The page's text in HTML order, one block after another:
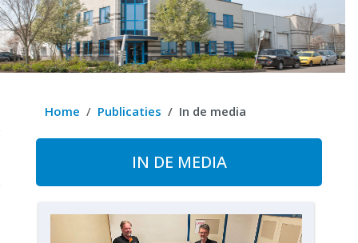
Home Publicaties In de media
IN DE MEDIA